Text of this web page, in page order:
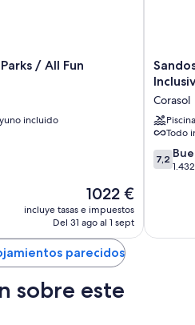
/ All Fun
incluido
El
precio
actual
de
1022 €
1022 €
incluye tasas e impuestos
Del 31 ago al 1 sept
Sandos
Caracol
Resort
&
Water
Park
All
Corasol
Piscina
Todo
7.2
sobre
7,2
parecidos
sobre este